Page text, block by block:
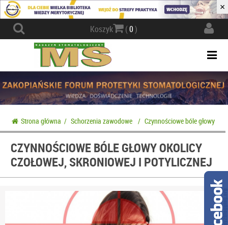
×
Koszyk (0)
Strona główna / Schorzenia zawodowe / Czynnościowe bóle głowy
CZYNNOŚCIOWE BÓLE GŁOWY OKOLICY
CZOŁOWEJ, SKRONIOWEJ I POTYLICZNEJ